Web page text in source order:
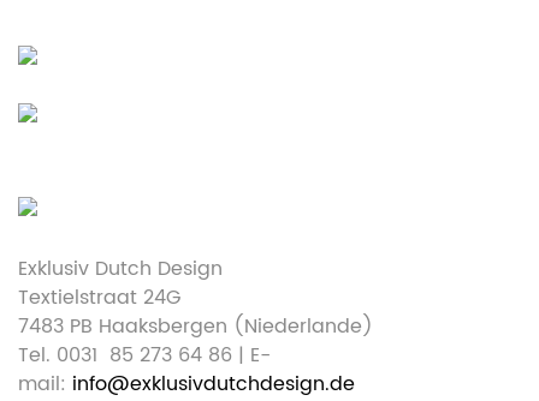
Exklusiv Dutch Design
Textielstraat 24G
7483 PB Haaksbergen (Niederlande)
Tel. 0031 85 273 64 86 | E-
mail: info@exklusivdutchdesign.de